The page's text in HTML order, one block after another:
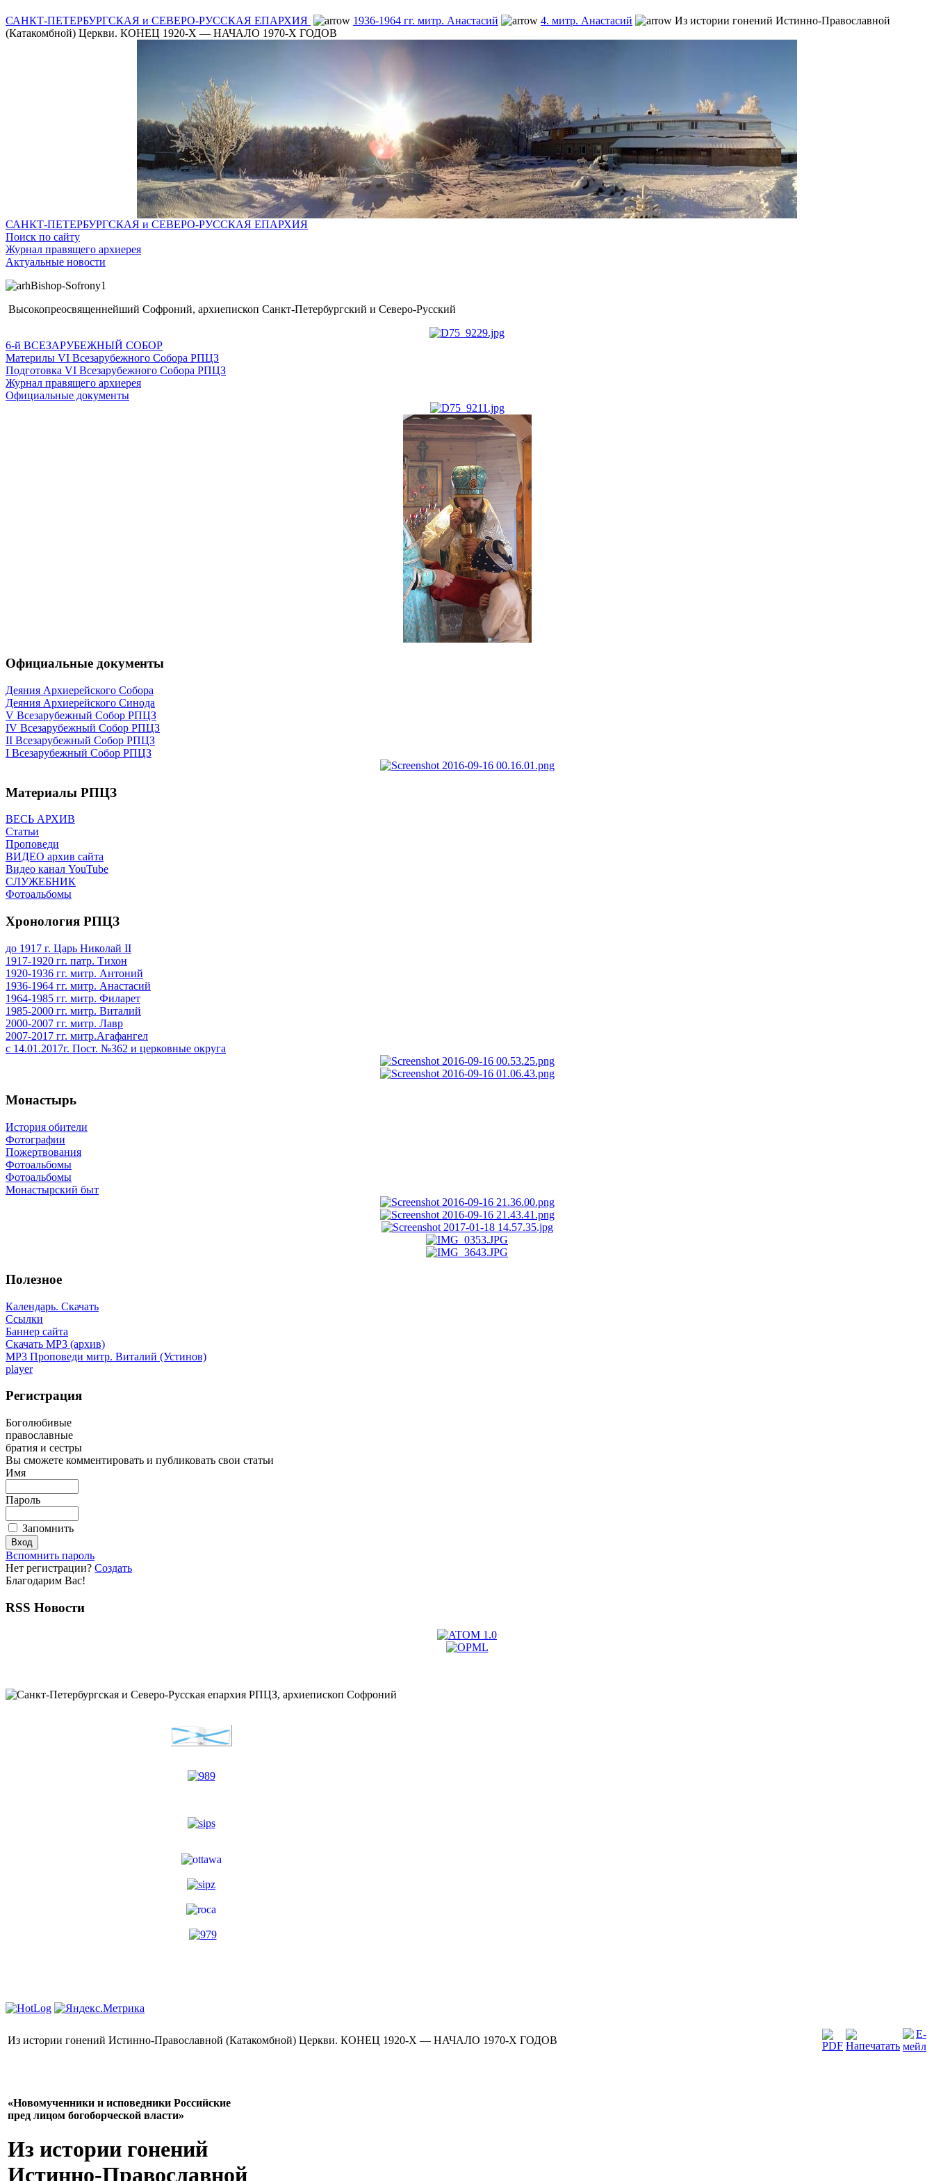
САНКТ-ПЕТЕРБУРГСКАЯ и СЕВЕРО-РУССКАЯ ЕПАРХИЯ 1936-1964 гг. митр. Анастасий 4. митр. Анастасий
Из истории гонений Истинно-Православной
(Катакомбной) Церкви. КОНЕЦ 1920-Х — НАЧАЛО 1970-Х ГОДОВ
САНКТ-ПЕТЕРБУРГСКАЯ и СЕВЕРО-РУССКАЯ ЕПАРХИЯ
Поиск по сайту
Журнал правящего архиерея
Актуальные новости
Высокопреосвященнейший Софроний, архиепископ Санкт-Петербургский и Северо-Русский
6-й ВСЕЗАРУБЕЖНЫЙ СОБОР
Материлы VI Всезарубежного Собора РПЦЗ
Подготовка VI Всезарубежного Собора РПЦЗ
Журнал правящего архиерея
Официальные документы
Официальные документы
Деяния Архиерейского Собора
Деяния Архиерейского Синода
V Всезарубежный Собор РПЦЗ
IV Всезарубежный Собор РПЦЗ
II Всезарубежный Собор РПЦЗ
I Всезарубежный Собор РПЦЗ
Материалы РПЦЗ
ВЕСЬ АРХИВ
Статьи
Проповеди
ВИДЕО архив сайта
Видео канал YouTube
СЛУЖЕБНИК
Фотоальбомы
Хронология РПЦЗ
до 1917 г. Царь Николай II
1917-1920 гг. патр. Тихон
1920-1936 гг. митр. Антоний
1936-1964 гг. митр. Анастасий
1964-1985 гг. митр. Филарет
1985-2000 гг. митр. Виталий
2000-2007 гг. митр. Лавр
2007-2017 гг. митр.Агафангел
с 14.01.2017г. Пост. №362 и церковные округа
Монастырь
История обители
Фотографии
Пожертвования
Фотоальбомы
Фотоальбомы
Монастырский быт
Полезное
Календарь. Скачать
Ссылки
Баннер сайта
Скачать MP3 (архив)
MP3 Проповеди митр. Виталий (Устинов)
player
Регистрация
Боголюбивые
православные
братия и сестры
Вы сможете комментировать и публиковать свои статьи
Имя
Пароль
Запомнить
Вспомнить пароль
Нет регистрации? Создать
Благодарим Вас!
RSS Новости
Из истории гонений Истинно-Православной (Катакомбной) Церкви. КОНЕЦ 1920-Х — НАЧАЛО 1970-Х ГОДОВ
«Новомученники и исповедники Российские
пред лицом богоборческой власти»
Из истории гонений
Истинно-Православной